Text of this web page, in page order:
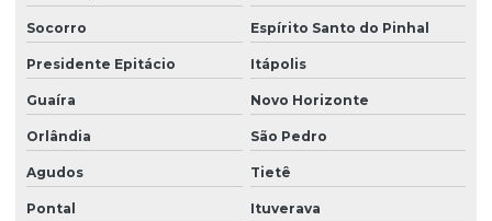
Socorro Espírito Santo do Pinhal
Presidente Epitácio Itápolis
Guaíra Novo Horizonte
Orlândia São Pedro
Agudos Tietê
Pontal Ituverava